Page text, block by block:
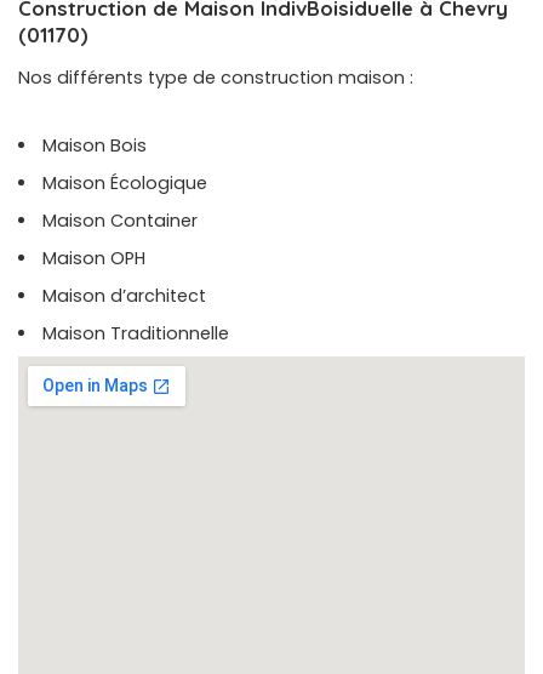
Construction de Maison IndivBoisiduelle à Chevry
(01170)
Nos différents type de construction maison :
Maison Bois
Maison Écologique
Maison Container
Maison OPH
Maison d’architect
Maison Traditionnelle